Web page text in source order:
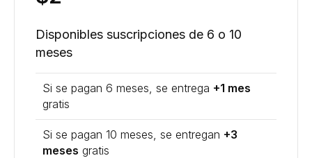
Disponibles suscripciones de 6 o 10
meses
Si se pagan 6 meses, se entrega +1 mes
gratis
Si se pagan 10 meses, se entregan +3
meses gratis